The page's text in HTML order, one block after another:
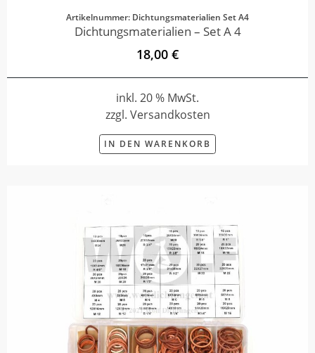
Artikelnummer: Dichtungsmaterialien Set A4
Dichtungsmaterialien – Set A 4
18,00 €
inkl. 20 % MwSt.
zzgl. Versandkosten
IN DEN WARENKORB